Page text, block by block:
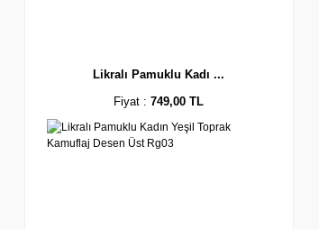
Likralı Pamuklu Kadı ...
Fiyat :749,00 TL